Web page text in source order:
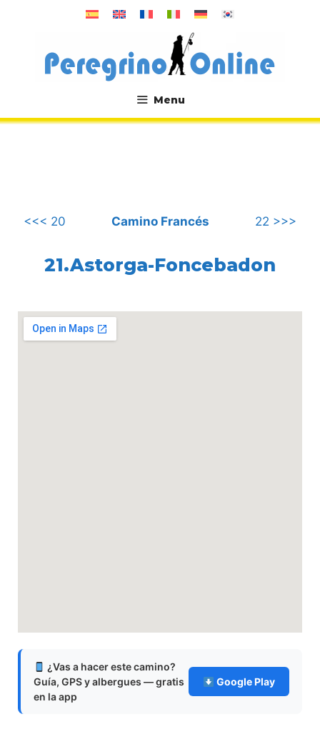
Menu
.
<<< 20 Camino Francés 22 >>>
21.Astorga-Foncebadon
¿Vas a hacer este camino?
Guía, GPS y albergues — gratis
en la app
Google Play